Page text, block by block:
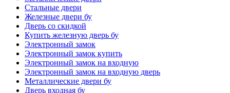
Стальные двери
Железные двери бу
Дверь со скидкой
Купить железную дверь бу
Электронный замок
Электронный замок купить
Электронный замок на входную
Электронный замок на входную дверь
Металлические двери бу
Дверь входная бу